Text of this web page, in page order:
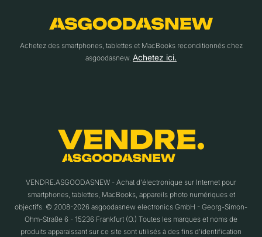
Achetez des smartphones, tablettes et MacBooks reconditionnés chez
asgoodasnew. Achetez ici.
VENDRE.ASGOODASNEW - Achat d'électronique sur Internet pour
smartphones, tablettes, MacBooks, appareils photo numériques et
objectifs. © 2008-2026 asgoodasnew electronics GmbH - Georg-Simon-
Ohm-Straße 6 - 15236 Frankfurt (O.) Toutes les marques et noms de
produits apparaissant sur ce site sont utilisés à des fins d'identification